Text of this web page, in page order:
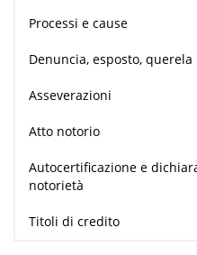
Processi e cause
Denuncia, esposto, querela
Asseverazioni
Atto notorio
Autocertificazione e
notorietà
Titoli di credito